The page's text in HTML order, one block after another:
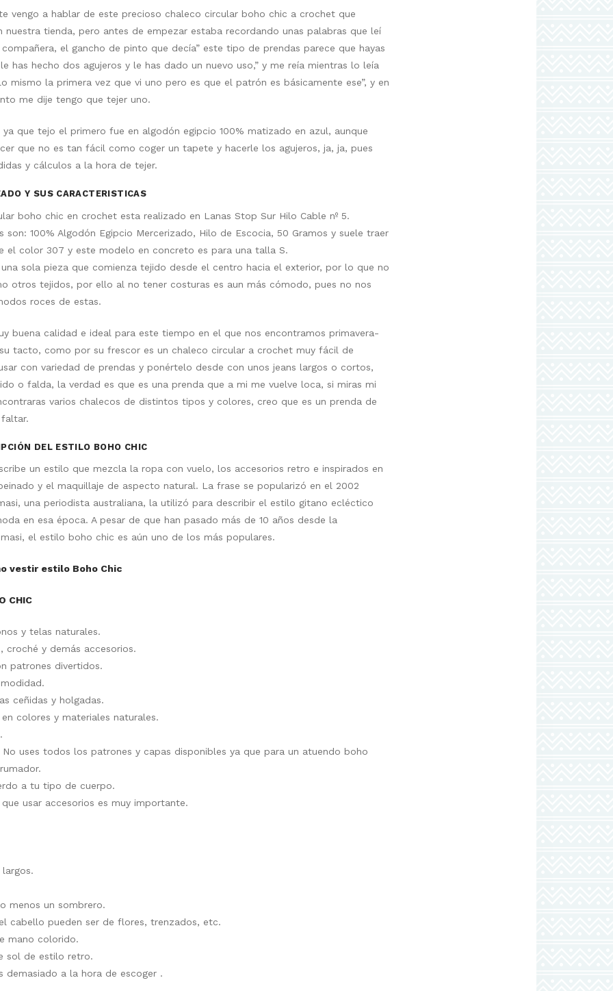
vengo a hablar de este precioso chaleco circular boho chic a crochet que
nuestra tienda, pero antes de empezar estaba recordando unas palabras que leí
el gancho de pinto que decía” este tipo de prendas parece que hayas
has hecho dos agujeros y le has dado un nuevo uso,” y me reía mientras lo leía
mismo la primera vez que vi uno pero es que el patrón es básicamente ese”, y en
me dije tengo que tejer uno.
que tejo el primero fue en algodón egipcio 100% matizado en azul, aunque
que no es tan fácil como coger un tapete y hacerle los agujeros, ja, ja, pues
y cálculos a la hora de tejer.
Y SUS CARACTERISTICAS
boho chic en crochet esta realizado en Lanas Stop Sur Hilo Cable nº 5.
son: 100% Algodón Egipcio Mercerizado, Hilo de Escocia, 50 Gramos y suele traer
el color 307 y este modelo en concreto es para una talla S.
sola pieza que comienza tejido desde el centro hacia el exterior, por lo que no
otros tejidos, por ello al no tener costuras es aun más cómodo, pues no nos
roces de estas.
buena calidad e ideal para este tiempo en el que nos encontramos primavera-
tacto, como por su frescor es un chaleco circular a crochet muy fácil de
con variedad de prendas y ponértelo desde con unos jeans largos o cortos,
o falda, la verdad es que es una prenda que a mi me vuelve loca, si miras mi
varios chalecos de distintos tipos y colores, creo que es un prenda de
DEL ESTILO BOHO CHIC
un estilo que mezcla la ropa con vuelo, los accesorios retro e inspirados en
y el maquillaje de aspecto natural. La frase se popularizó en el 2002
una periodista australiana, la utilizó para describir el estilo gitano ecléctico
en esa época. A pesar de que han pasado más de 10 años desde la
el estilo boho chic es aún uno de los más populares.
vestir estilo Boho Chic
CHIC
y telas naturales.
croché y demás accesorios.
patrones divertidos.
ceñidas y holgadas.
colores y materiales naturales.
uses todos los patrones y capas disponibles ya que para un atuendo boho
a tu tipo de cuerpo.
usar accesorios es muy importante.
menos un sombrero.
cabello pueden ser de flores, trenzados, etc.
mano colorido.
sol de estilo retro.
demasiado a la hora de escoger .